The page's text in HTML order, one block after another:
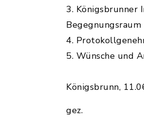
3. Königsbrunner
4.
5. Wünsche und
Königsbrunn,
gez.